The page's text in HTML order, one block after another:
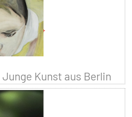
Junge Kunst aus Berlin